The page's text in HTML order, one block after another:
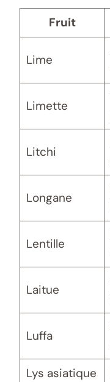
Fruit
Lime
Limette
Litchi
Longane
Lentille
Laitue
Luffa
Lys asiatique